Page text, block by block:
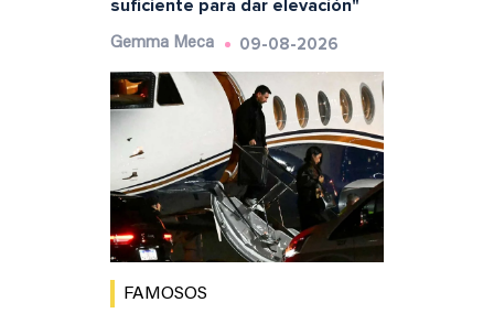
suficiente para dar elevación"
Gemma Meca 09-08-2026
FAMOSOS